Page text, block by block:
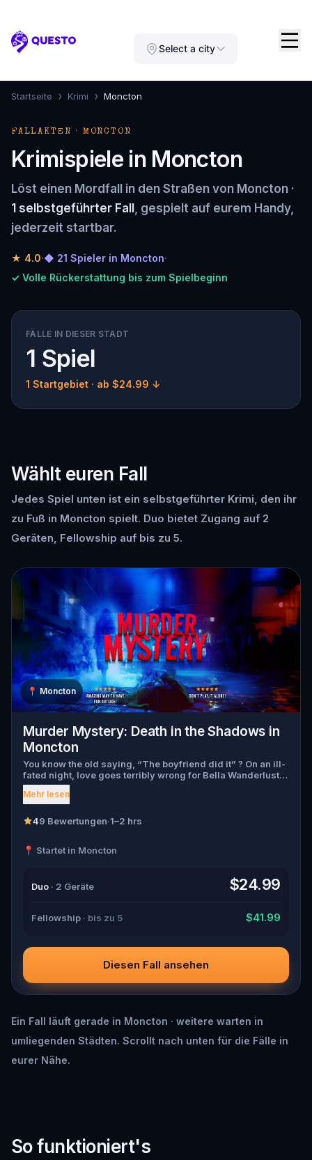
Questo Select a city
Startseite › Krimi › Moncton
FALLAKTEN · MONCTON
Krimispiele in Moncton
Löst einen Mordfall in den Straßen von Moncton ·
1 selbstgeführter Fall , gespielt auf eurem Handy,
jederzeit startbar.
★ 4.0·◆ 21 Spieler in Moncton·
✓ Volle Rückerstattung bis zum Spielbeginn
FÄLLE IN DIESER STADT
1 Spiel
1 Startgebiet · ab $24.99 ↓
Wählt euren Fall
Jedes Spiel unten ist ein selbstgeführter Krimi, den ihr
zu Fuß in Moncton spielt. Duo bietet Zugang auf 2
Geräten, Fellowship auf bis zu 5.
📍 Moncton
Murder Mystery: Death in the Shadows in
Moncton
You know the old saying, “The boyfriend did it” ? On an ill-
fated night, love goes terribly wrong for Bella Wanderlust
and Walter Bridges . Bella, a famous travel blogger, was
found dead during a ghost tour led by the theatrical Percy
Walter, the obsessed boyfriend? Percy, the ghost tour
suspects, and expose the real murderer before they strike
Mehr lesen
49 Bewertungen·1–2 hrs
📍 Startet in Moncton
Duo · 2 Geräte $24.99
Fellowship · bis zu 5 $41.99
Diesen Fall ansehen
Ein Fall läuft gerade in Moncton · weitere warten in
umliegenden Städten. Scrollt nach unten für die Fälle in
eurer Nähe.
So funktioniert's